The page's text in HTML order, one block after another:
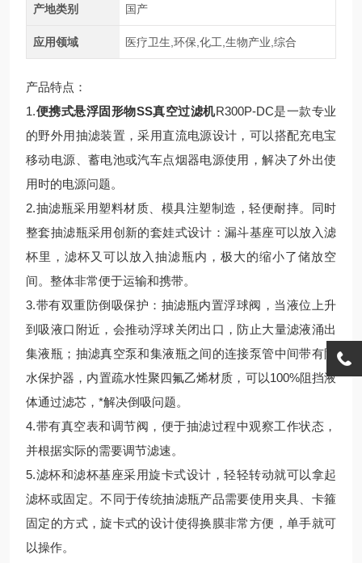
产地类别 国产
应用领域 医疗卫生,环保,化工,生物产业,综合
产品特点：
1.便携式悬浮固形物SS真空过滤机R300P-DC是一款专业
的野外用抽滤装置，采用直流电源设计，可以搭配充电宝
移动电源、蓄电池或汽车点烟器电源使用，解决了外出使
用时的电源问题。
2.抽滤瓶采用塑料材质、模具注塑制造，轻便耐摔。同时
整套抽滤瓶采用创新的套娃式设计：漏斗基座可以放入滤
杯里，滤杯又可以放入抽滤瓶内，极大的缩小了储放空
间。整体非常便于运输和携带。
3.带有双重防倒吸保护：抽滤瓶内置浮球阀，当液位上升
到吸液口附近，会推动浮球关闭出口，防止大量滤液涌出
集液瓶；抽滤真空泵和集液瓶之间的连接泵管中间带有阻
水保护器，内置疏水性聚四氟乙烯材质，可以100%阻挡液
体通过滤芯，*解决倒吸问题。
4.带有真空表和调节阀，便于抽滤过程中观察工作状态，
并根据实际的需要调节滤速。
5.滤杯和滤杯基座采用旋卡式设计，轻轻转动就可以拿起
滤杯或固定。不同于传统抽滤瓶产品需要使用夹具、卡箍
固定的方式，旋卡式的设计使得换膜非常方便，单手就可
以操作。